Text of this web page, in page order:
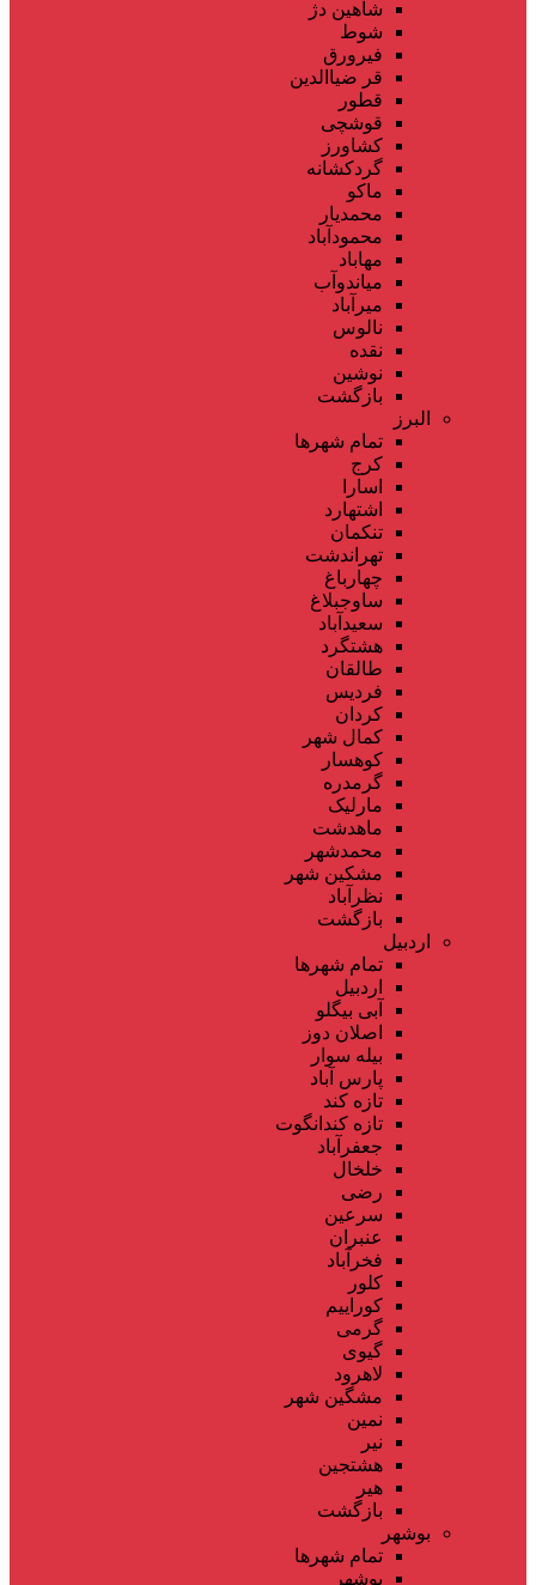
شاهین دژ
شوط
فیرورق
قر ضیاالدین
قطور
قوشچی
کشاورز
گردکشانه
ماکو
محمدیار
محمودآباد
مهاباد
میاندوآب
میرآباد
نالوس
نقده
نوشین
بازگشت
البرز
تمام شهر‌ها
کرج
اسارا
اشتهارد
تنکمان
تهراندشت
چهارباغ
ساوجبلاغ
سعیدآباد
هشتگرد
طالقان
فردیس
کردان
کمال شهر
کوهسار
گرمدره
مارلیک
ماهدشت
محمدشهر
مشکین شهر
نظرآباد
بازگشت
اردبیل
تمام شهر‌ها
اردبیل
آبی بیگلو
اصلان دوز
بیله سوار
پارس آباد
تازه کند
تازه کندانگوت
جعفرآباد
خلخال
رضی
سرعین
عنبران
فخرآباد
کلور
کوراییم
گرمی
گیوی
لاهرود
مشگین شهر
نمین
نیر
هشتجین
هیر
بازگشت
بوشهر
تمام شهر‌ها
بوشهر